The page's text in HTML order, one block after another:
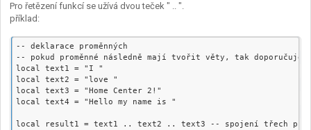
Pro řetězení funkcí se užívá dvou teček " .. ".
příklad:
-- deklarace proměnných
-- pokud proměnné následně mají tvořit věty, tak
local text1 = "I "
local text2 = "love "
local text3 = "Home Center 2!"
local text4 = "Hello my name is "
local result1 = text1 .. text2 .. text3 -- spojení třech